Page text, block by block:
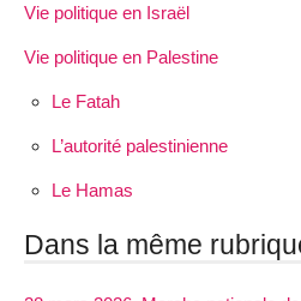
Vie politique en Israël
Vie politique en Palestine
Le Fatah
L’autorité palestinienne
Le Hamas
Dans la même